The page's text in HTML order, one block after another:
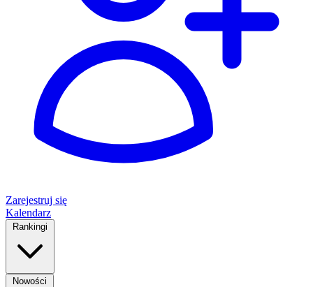
Zarejestruj się
Kalendarz
Rankingi
Nowości